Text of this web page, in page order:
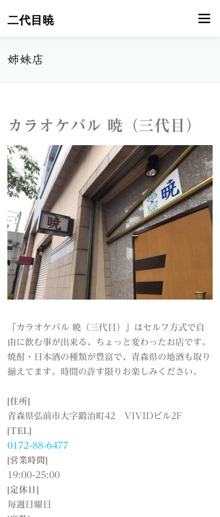
二代目暁 メニュー
HOME
姉妹店
カラオケバル 暁（三代目）
「カラオケバル 暁（三代目）」はセルフ方式で自
由に飲む事が出来る、ちょっと変わったお店です。
焼酎・日本酒の種類が豊富で、青森県の地酒も取り
揃えてます。時間の許す限りお楽しみください。
[住所]
青森県弘前市大字鍛冶町42 VIVIDビル2F
[TEL]
0172-88-6477
[営業時間]
19:00-25:00
[定休日]
毎週日曜日